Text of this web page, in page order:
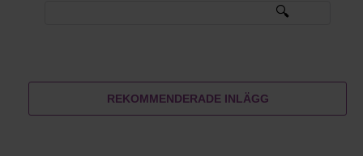
REKOMMENDERADE INLÄGG